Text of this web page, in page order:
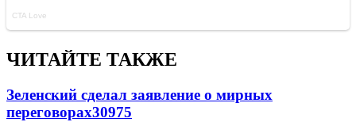
ЧИТАЙТЕ ТАКЖЕ
Зеленский сделал заявление о мирных
переговорах30975